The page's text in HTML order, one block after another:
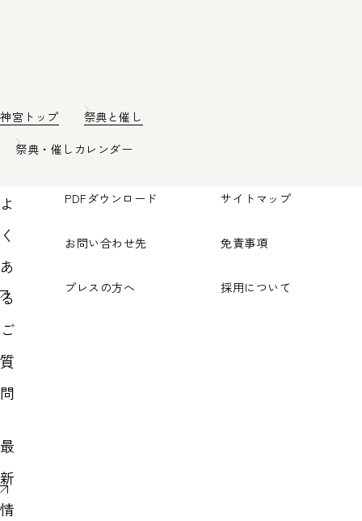
神宮トップ
祭典と催し
祭典・催しカレンダー
よ
く
あ
る
ご
質
問
最
新
情
PDFダウンロード サイトマップ
お問い合わせ先 免責事項
プレスの方へ 採用について